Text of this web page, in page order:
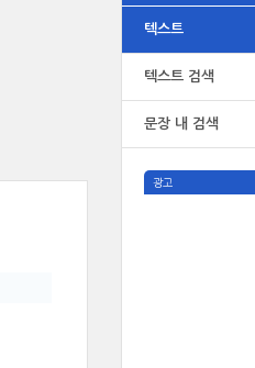
텍스트
텍스트 검색
문장 내 검색
광고